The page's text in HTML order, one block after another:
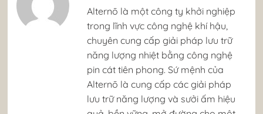
​Alternō là một công ty khởi nghiệp
trong lĩnh vực công nghệ khí hậu,
chuyên cung cấp giải pháp lưu trữ
năng lượng nhiệt bằng công nghệ
pin cát tiên phong. Sứ mệnh của
Alternō là cung cấp các giải pháp
lưu trữ năng lượng và sưởi ấm hiệu